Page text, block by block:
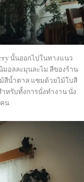
นั้นออกไปในทางแนว
อลละมุนละไม สีของร้าน
สีน้ำตาล แซมด้วยไม้ใบสี
หรับทั้งการนั่งทำงาน นั่ง
น